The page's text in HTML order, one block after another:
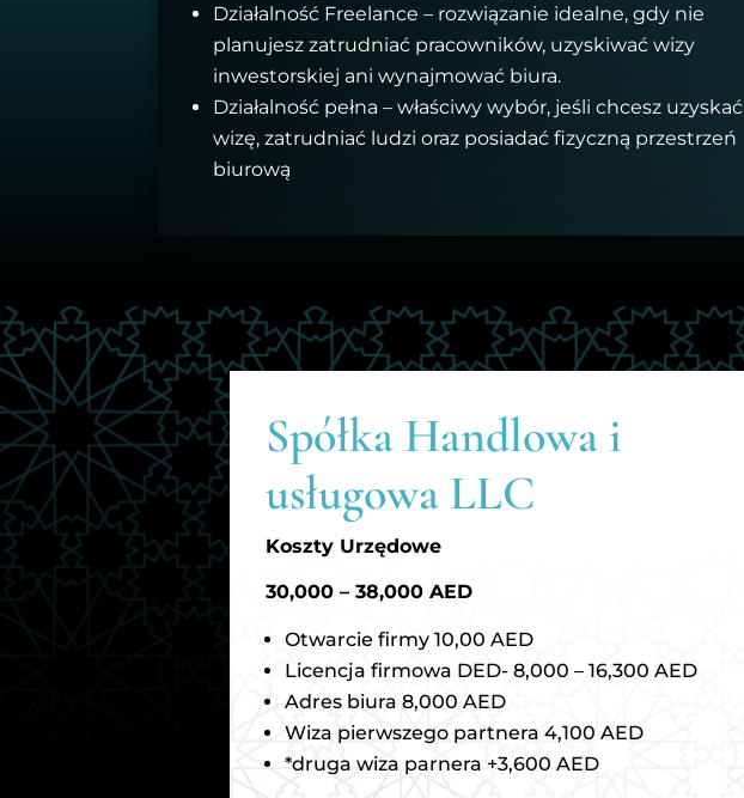
Działalność Freelance – rozwiązanie idealne, gdy nie
planujesz zatrudniać pracowników, uzyskiwać wizy
inwestorskiej ani wynajmować biura.
Działalność pełna – właściwy wybór, jeśli chcesz uzyskać
wizę, zatrudniać ludzi oraz posiadać fizyczną przestrzeń
biurową
Spółka Handlowa i
usługowa LLC
Koszty Urzędowe
30,000 – 38,000 AED
Otwarcie firmy 10,00 AED
Licencja firmowa DED- 8,000 – 16,300 AED
Adres biura 8,000 AED
Wiza pierwszego partnera 4,100 AED
*druga wiza parnera +3,600 AED